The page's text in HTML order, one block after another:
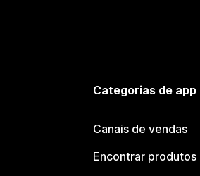
Categorias de app
Canais de vendas
Encontrar produtos